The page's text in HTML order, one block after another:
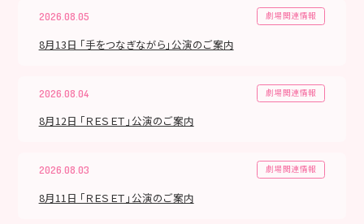
2026.08.05 劇場関連情報
8月13日 「手をつなぎながら」公演のご案内
2026.08.04 劇場関連情報
8月12日 「ＲＥＳＥＴ」公演のご案内
2026.08.03 劇場関連情報
8月11日 「ＲＥＳＥＴ」公演のご案内